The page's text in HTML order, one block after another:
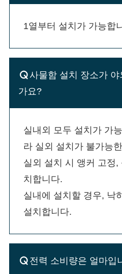
1열부터 설치가 가능합
사물함 설치 장소가
가요?
실내외 모두 설치가 가
라 실외 설치가 불가능
실외 설치 시 앵커 고정,
치합니다.
실내에 설치할 경우, 낙
설치합니다.
전력 소비량은 얼마입